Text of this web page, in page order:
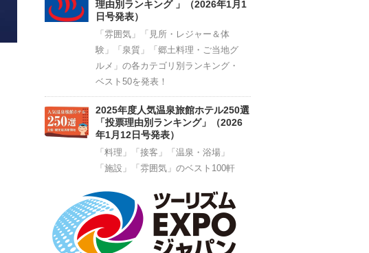
理由別ランキング 」（2026年1月1
日号発表）
「雰囲気」「見所・レジャー＆体
験」「泉質」「郷土料理・ご当地グ
ルメ」の各カテゴリ別ランキング・
ベスト50を発表！
2025年度人気温泉旅館ホテル250選
「投票理由別ランキング」（2026
年1月12日号発表）
「料理」「接客」「温泉・浴場」
「施設」「雰囲気」のベスト100軒